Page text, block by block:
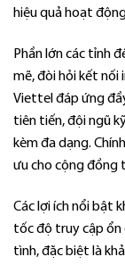
hiệu quả hoạt
Phần lớn các tỉnh
mẽ, đòi hỏi kết nối
Viettel đáp ứng
tiên tiến, đội ngũ
kèm đa dạng.
ưu cho cộng đồng
Các lợi ích nổi bật
tốc độ truy cập ổn
tình, đặc biệt là